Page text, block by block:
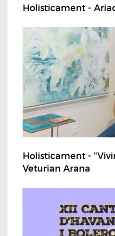
Holisticament -
Holisticament -
Veturian Arana